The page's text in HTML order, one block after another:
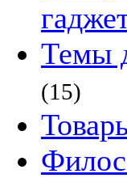
Темы
(15)